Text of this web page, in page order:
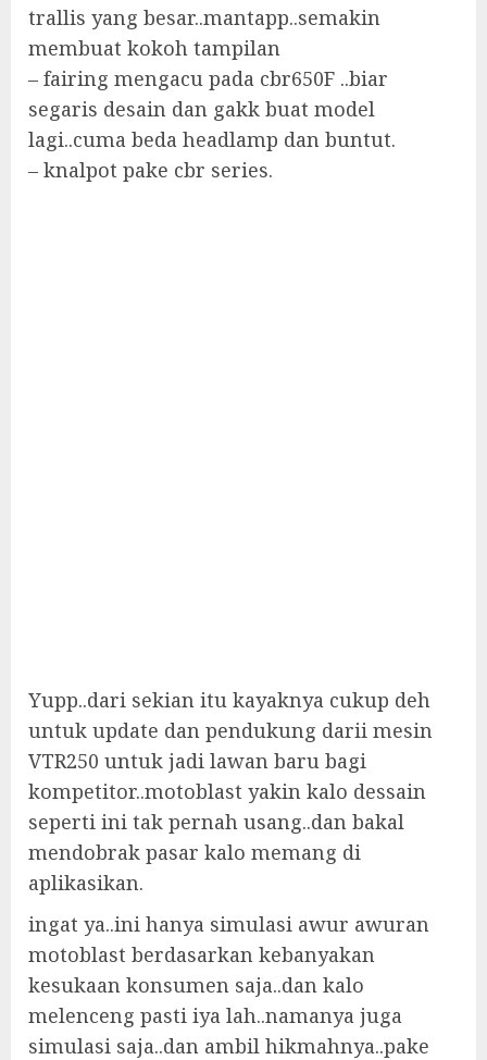
trallis yang besar..mantapp..semakin
membuat kokoh tampilan
– fairing mengacu pada cbr650F ..biar
segaris desain dan gakk buat model
lagi..cuma beda headlamp dan buntut.
– knalpot pake cbr series.
Yupp..dari sekian itu kayaknya cukup deh
untuk update dan pendukung darii mesin
VTR250 untuk jadi lawan baru bagi
kompetitor..motoblast yakin kalo dessain
seperti ini tak pernah usang..dan bakal
mendobrak pasar kalo memang di
aplikasikan.
ingat ya..ini hanya simulasi awur awuran
motoblast berdasarkan kebanyakan
kesukaan konsumen saja..dan kalo
melenceng pasti iya lah..namanya juga
simulasi saja..dan ambil hikmahnya..pake